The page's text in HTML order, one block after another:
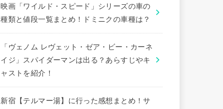
映画「ワイルド・スピード」シリーズの車の
種類と値段一覧まとめ！ドミニクの車種は？
「ヴェノム レヴェット・ゼア・ビー・カーネ
イジ」スパイダーマンは出る？あらすじやキ
ャストを紹介！
新宿【テルマー湯】に行った感想まとめ！サ